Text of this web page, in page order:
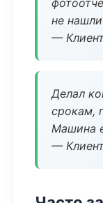
не
—
Делал
срокам,
Машина
—